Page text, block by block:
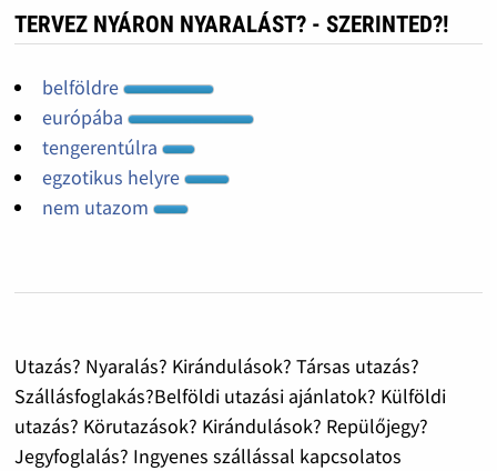
TERVEZ NYÁRON NYARALÁST? - SZERINTED?!
belföldre
európába
tengerentúlra
egzotikus helyre
nem utazom
Utazás? Nyaralás? Kirándulások? Társas utazás?
Szállásfoglakás?Belföldi utazási ajánlatok? Külföldi
utazás? Körutazások? Kirándulások? Repülőjegy?
Jegyfoglalás? Ingyenes szállással kapcsolatos